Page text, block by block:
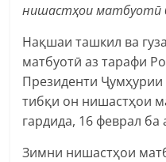
нишастҳои матбуотӣ
Нақшаи ташкил ва
матбуотӣ аз тарафи
Президенти Ҷумҳурии
тибқи он нишастҳои
гардида, 16 феврал
Зимни нишастҳои